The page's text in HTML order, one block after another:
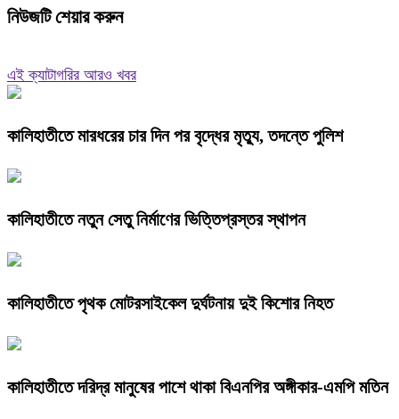
নিউজটি শেয়ার করুন
এই ক্যাটাগরির আরও খবর
কালিহাতীতে মারধরের চার দিন পর বৃদ্ধের মৃত্যু, তদন্তে পুলিশ
কালিহাতীতে নতুন সেতু নির্মাণের ভিত্তিপ্রস্তর স্থাপন
কালিহাতীতে পৃথক মোটরসাইকেল দুর্ঘটনায় দুই কিশোর নিহত
কালিহাতীতে দরিদ্র মানুষের পাশে থাকা বিএনপির অঙ্গীকার-এমপি মতিন